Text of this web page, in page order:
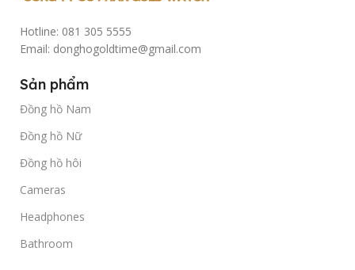
Hotline: 081 305 5555
Email: donghogoldtime@gmail.com
Sản phẩm
Đồng hồ Nam
Đồng hồ Nữ
Đồng hồ hôi
Cameras
Headphones
Bathroom